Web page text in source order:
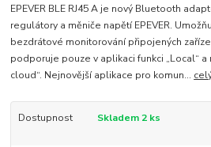
EPEVER BLE RJ45 A je nový Bluetooth
regulátory a měniče napětí EPEVER.
bezdrátové monitorování připojených
podporuje pouze v aplikaci funkci „Local“
cloud“. Nejnovější aplikace pro komun...
Dostupnost Skladem 2 ks